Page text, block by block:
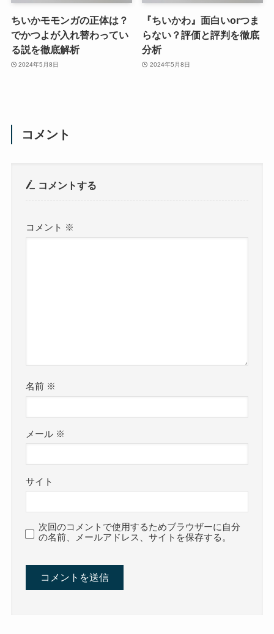
ちいかモモンガの正体は？
でかつよが入れ替わってい
る説を徹底解析
2024年5月8日
『ちいかわ』面白いorつま
らない？評価と評判を徹底
分析
2024年5月8日
コメント
コメントする
コメント ※
名前 ※
メール ※
サイト
次回のコメントで使用するためブラウザーに自分
の名前、メールアドレス、サイトを保存する。